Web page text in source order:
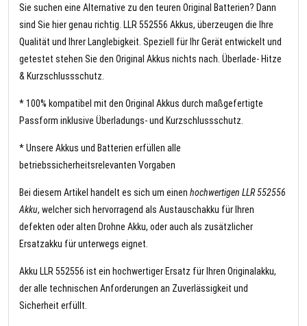
Sie suchen eine Alternative zu den teuren Original Batterien? Dann
sind Sie hier genau richtig. LLR 552556 Akkus, überzeugen die Ihre
Qualität und Ihrer Langlebigkeit. Speziell für Ihr Gerät entwickelt und
getestet stehen Sie den Original Akkus nichts nach. Überlade- Hitze
& Kurzschlussschutz.
* 100% kompatibel mit den Original Akkus durch maßgefertigte
Passform inklusive Überladungs- und Kurzschlussschutz.
* Unsere Akkus und Batterien erfüllen alle
betriebssicherheitsrelevanten Vorgaben
Bei diesem Artikel handelt es sich um einen hochwertigen LLR 552556
Akku, welcher sich hervorragend als Austauschakku für Ihren
defekten oder alten Drohne Akku, oder auch als zusätzlicher
Ersatzakku für unterwegs eignet.
Akku LLR 552556 ist ein hochwertiger Ersatz für Ihren Originalakku,
der alle technischen Anforderungen an Zuverlässigkeit und
Sicherheit erfüllt.